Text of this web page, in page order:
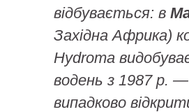
відбувається: в
Західна Африка)
Hydroma
водень з 1987 р.
випадково